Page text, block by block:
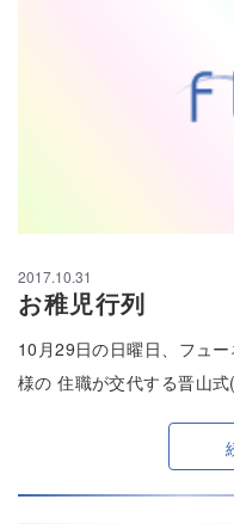
2017.10.31
お稚児行列
10月29日の日曜日、フュ
様の 住職が交代する晋山